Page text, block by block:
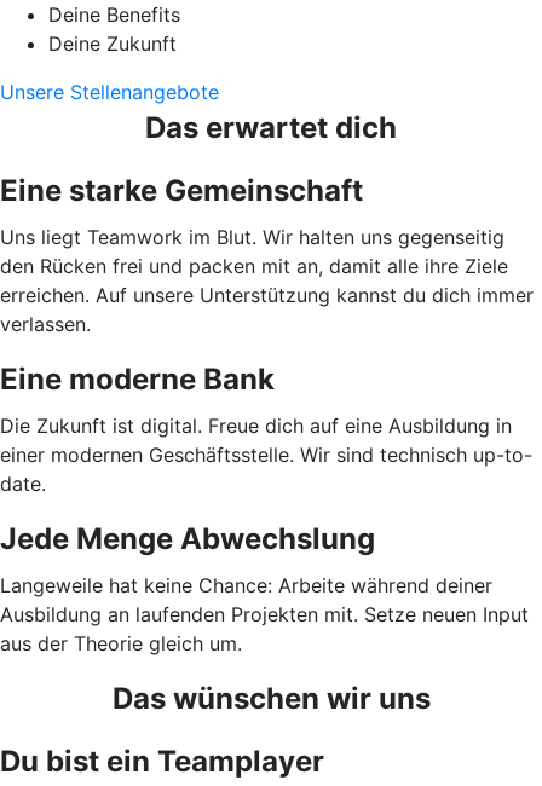
Deine Benefits
Deine Zukunft
Unsere Stellenangebote
Das erwartet dich
Eine starke Gemeinschaft
Uns liegt Teamwork im Blut. Wir halten uns gegenseitig
den Rücken frei und packen mit an, damit alle ihre Ziele
erreichen. Auf unsere Unterstützung kannst du dich immer
verlassen.
Eine moderne Bank
Die Zukunft ist digital. Freue dich auf eine Ausbildung in
einer modernen Geschäftsstelle. Wir sind technisch up-to-
date.
Jede Menge Abwechslung
Langeweile hat keine Chance: Arbeite während deiner
Ausbildung an laufenden Projekten mit. Setze neuen Input
aus der Theorie gleich um.
Das wünschen wir uns
Du bist ein Teamplayer